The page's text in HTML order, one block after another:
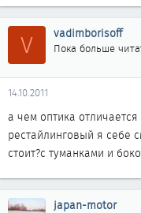
V vadimborisoff
Пока больше
14.10.2011
а чем оптика
рестайлинговый я себе
стоит?с туманками и
japan-motor